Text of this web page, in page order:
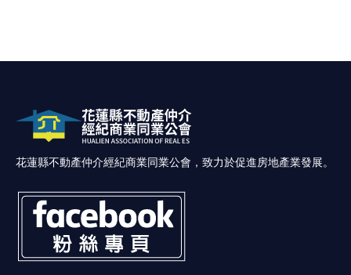
花蓮縣不動產仲介經紀商業同業公會，致力於促進房地產業發展。